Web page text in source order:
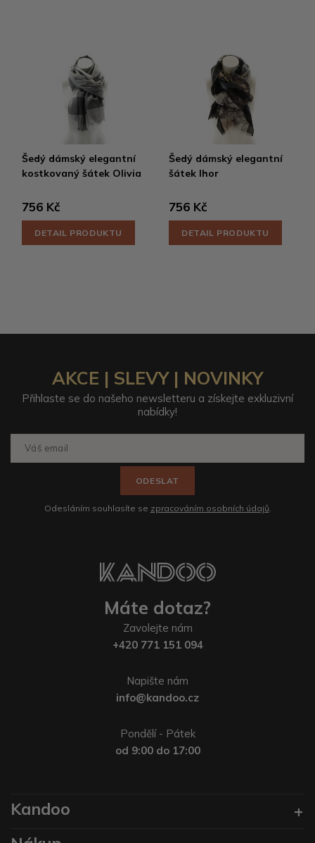
Šedý dámský elegantní
kostkovaný šátek Olivia
756 Kč
DETAIL PRODUKTU
Šedý dámský elegantní
šátek Ihor
756 Kč
DETAIL PRODUKTU
AKCE | SLEVY | NOVINKY
Přihlaste se do našeho newsletteru a získejte exkluzivní
nabídky!
ODESLAT
Odesláním souhlasíte se zpracováním osobních údajů
Máte dotaz?
Zavolejte nám
+420 771 151 094
Napište nám
info@kandoo.cz
Pondělí - Pátek
od 9:00 do 17:00
Kandoo